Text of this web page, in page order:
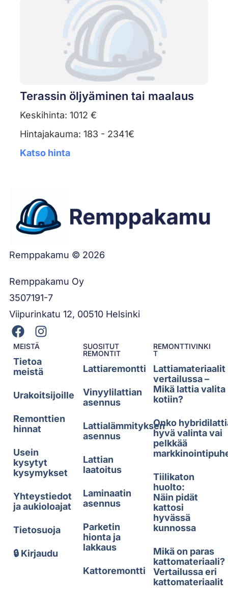
Terassin öljyäminen tai maalaus
Keskihinta: 1012 €
Hintajakauma: 183 - 2341€
Katso hinta
Remppakamu © 2026
Remppakamu Oy
3507191-7
Viipurinkatu 12, 00510 Helsinki
MEISTÄ
Tietoa
meistä
Urakoitsijoille
Remonttien
hinnat
Usein
kysytyt
kysymykset
Yhteystiedot
ja aukioloajat
Tietosuoja
🔒 Kirjaudu
SUOSITUT
REMONTIT
Lattiaremontti
Vinyylilattian
asennus
Lattialämmityksen
asennus
Lattian
laatoitus
Laminaatin
asennus
Parketin
hionta ja
lakkaus
Kattoremontti
REMONTTIVINKI
T
Lattiamateriaalit
vertailussa –
Mikä lattia valita
kotiin?
Onko
hyvä valinta vai
pelkkää
Tiilikaton
huolto:
Näin pidät
kattosi
hyvässä
kunnossa
Mikä on paras
kattomateriaali?
Vertailussa eri
kattomateriaalit